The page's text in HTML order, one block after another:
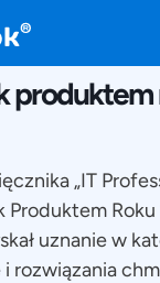
4 GRUDNIA
„IT
uznanie w
rozwiązania